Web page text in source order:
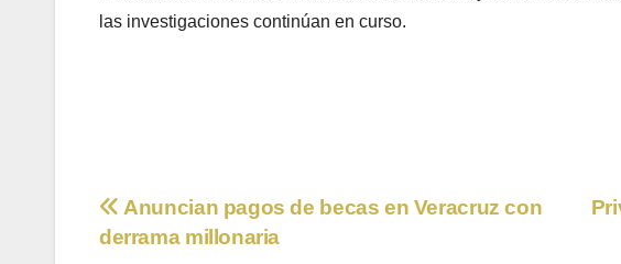
las investigaciones continúan en curso.
Navegación
Anuncian pagos de becas en Veracruz con
derrama millonaria